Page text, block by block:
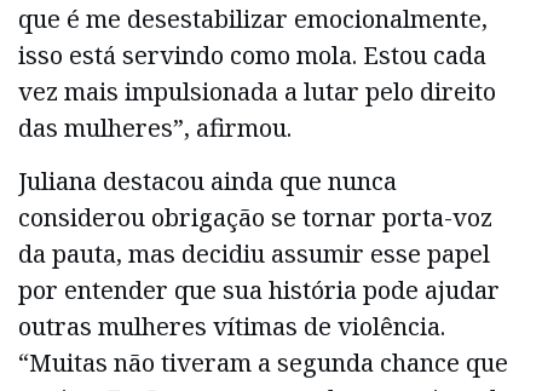
que é me desestabilizar emocionalmente,
isso está servindo como mola. Estou cada
vez mais impulsionada a lutar pelo direito
das mulheres”, afirmou.
Juliana destacou ainda que nunca
considerou obrigação se tornar porta-voz
da pauta, mas decidiu assumir esse papel
por entender que sua história pode ajudar
outras mulheres vítimas de violência.
“Muitas não tiveram a segunda chance que